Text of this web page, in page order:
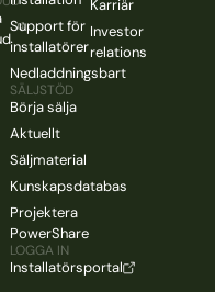
Support för
installatörer
Nedladdningsbart
SÄLJSTÖD
Börja sälja
Aktuellt
Säljmaterial
Kunskapsdatabas
Projektera
PowerShare
LOGGA IN
Installatörsportal
Karriär
Investor
relations